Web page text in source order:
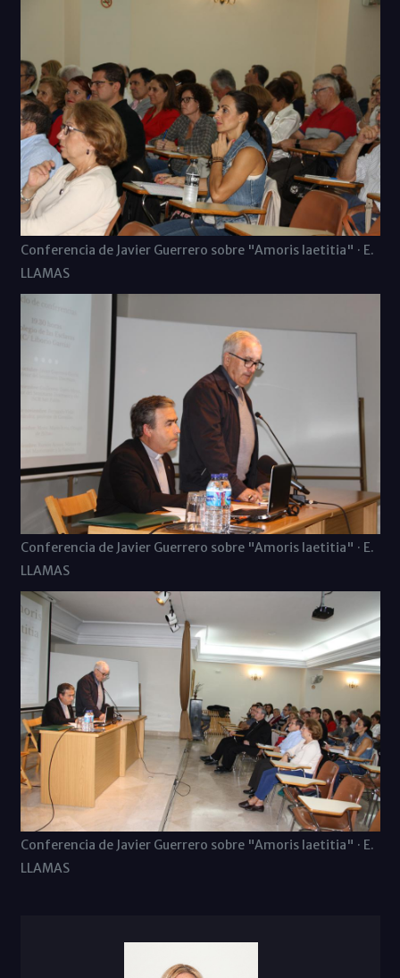
Conferencia de Javier Guerrero sobre "Amoris laetitia" · E.
LLAMAS
Conferencia de Javier Guerrero sobre "Amoris laetitia" · E.
LLAMAS
Conferencia de Javier Guerrero sobre "Amoris laetitia" · E.
LLAMAS